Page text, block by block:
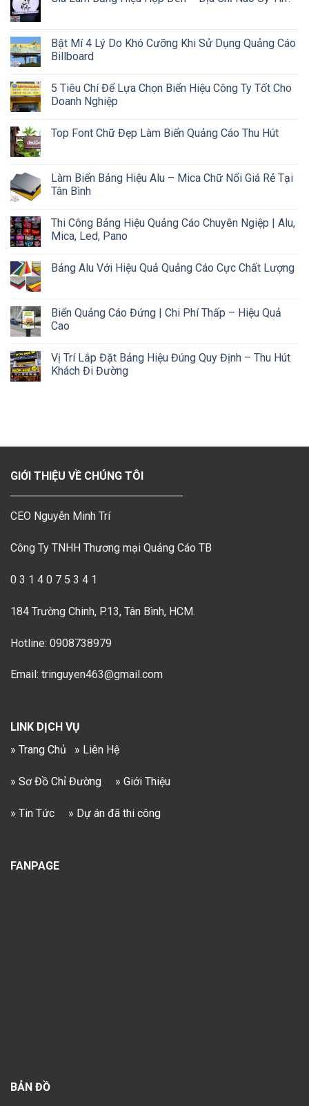
Bật Mí 4 Lý Do Khó Cưỡng Khi Sử Dụng Quảng Cáo
Billboard
5 Tiêu Chí Để Lựa Chọn Biển Hiệu Công Ty Tốt Cho
Doanh Nghiệp
Top Font Chữ Đẹp Làm Biển Quảng Cáo Thu Hút
Làm Biển Bảng Hiệu Alu – Mica Chữ Nổi Giá Rẻ Tại
Tân Bình
Thi Công Bảng Hiệu Quảng Cáo Chuyên Ngiệp | Alu,
Mica, Led, Pano
Bảng Alu Với Hiệu Quả Quảng Cáo Cực Chất Lượng
Biển Quảng Cáo Đứng | Chi Phí Thấp – Hiệu Quả
Cao
Vị Trí Lắp Đặt Bảng Hiệu Đúng Quy Định – Thu Hút
Khách Đi Đường
GIỚI THIỆU VỀ CHÚNG TÔI
CEO Nguyễn Minh Trí
Công Ty TNHH Thương mại Quảng Cáo TB
0 3 1 4 0 7 5 3 4 1
184 Trường Chinh, P.13, Tân Bình, HCM.
Hotline: 0908738979
Email: tringuyen463@gmail.com
LINK DỊCH VỤ
» Trang Chủ
» Liên Hệ
» Sơ Đồ Chỉ Đường » Giới Thiệu
» Tin Tức » Dự án đã thi công
FANPAGE
BẢN ĐỒ